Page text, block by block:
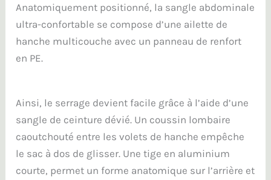
Anatomiquement positionné, la sangle abdominale
ultra-confortable se compose d’une ailette de
hanche multicouche avec un panneau de renfort
en PE.
Ainsi, le serrage devient facile grâce à l’aide d’une
sangle de ceinture dévié. Un coussin lombaire
caoutchouté entre les volets de hanche empêche
le sac à dos de glisser. Une tige en aluminium
courte, permet un forme anatomique sur l’arrière et